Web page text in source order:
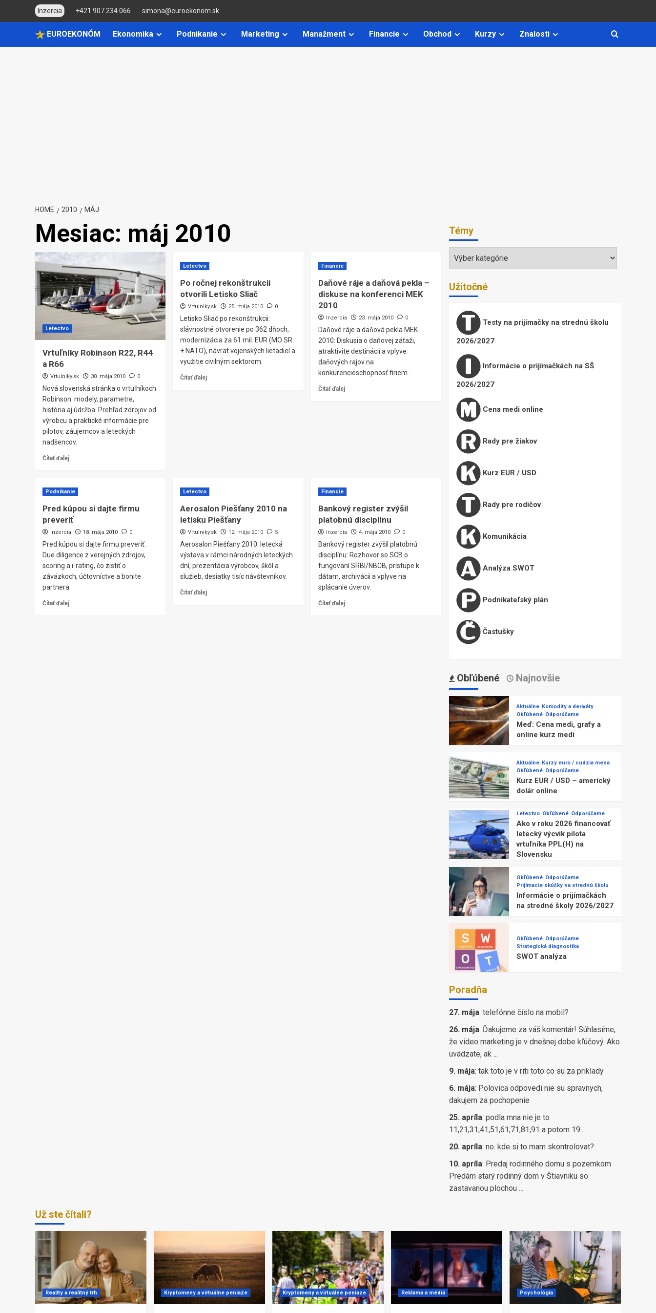
Inzercia +421 907 234 066 simona@euroekonom.sk
EUROEKONÓM Ekonomika Podnikanie Marketing Manažment Financie Obchod Kurzy Znalosti
HOME 2010 MÁJ
Mesiac: máj 2010
Letectvo
Vrtuľníky Robinson R22, R44
a R66
Vrtulniky.sk 30. mája 2010 0
Nová slovenská stránka o vrtuľníkoch
Robinson: modely, parametre,
história aj údržba. Prehľad zdrojov od
výrobcu a praktické informácie pre
pilotov, záujemcov a leteckých
nadšencov.
Čítať ďalej
Letectvo
Po ročnej rekonštrukcii
otvorili Letisko Sliač
Vrtulniky.sk 25. mája 2010 0
Letisko Sliač po rekonštrukcii:
slávnostné otvorenie po 362 dňoch,
modernizácia za 61 mil. EUR (MO SR
+ NATO), návrat vojenských lietadiel a
využitie civilným sektorom.
Čítať ďalej
Financie
Daňové ráje a daňová pekla –
diskuse na konferenci MEK
2010
Inzercia 23. mája 2010 0
Daňové ráje a daňová pekla MEK
2010: Diskusia o daňovej záťaži,
atraktivite destinácií a vplyve
daňových rajov na
konkurencieschopnosť firiem.
Čítať ďalej
Podnikanie
Pred kúpou si dajte firmu
preveriť
Inzercia 18. mája 2010 0
Pred kúpou si dajte firmu preveriť:
Due diligence z verejných zdrojov,
scoring a i-rating, čo zistiť o
záväzkoch, účtovníctve a bonite
partnera.
Čítať ďalej
Letectvo
Aerosalon Piešťany 2010 na
letisku Piešťany
Vrtulniky.sk 12. mája 2010 5
Aerosalon Piešťany 2010: letecká
výstava v rámci národných leteckých
dní, prezentácia výrobcov, škôl a
služieb, desiatky tisíc návštevníkov.
Čítať ďalej
Financie
Bankový register zvýšil
platobnú disciplínu
Inzercia 4. mája 2010 0
Bankový register zvýšil platobnú
disciplínu: Rozhovor so SCB o
fungovaní SRBI/NBCB, prístupe k
dátam, archivácii a vplyve na
splácanie úverov.
Čítať ďalej
Témy
Témy
Užitočné
Testy na prijímačky na strednú školu
2026/2027
Informácie o prijímačkách na SŠ
2026/2027
Cena medi online
Rady pre žiakov
Kurz EUR / USD
Rady pre rodičov
Komunikácia
Analýza SWOT
Podnikateľský plán
Častušky
Obľúbené Najnovšie
Aktuálne Komodity a deriváty
Obľúbené Odporúčame
Meď: Cena medi, grafy a
online kurz medi
Aktuálne Kurzy euro / cudzia mena
Obľúbené Odporúčame
Kurz EUR / USD – americký
dolár online
Letectvo Obľúbené Odporúčame
Ako v roku 2026 financovať
letecký výcvik pilota
vrtuľníka PPL(H) na
Slovensku
Obľúbené Odporúčame
Prijímacie skúšky na strednú školu
Informácie o prijímačkách
na stredné školy 2026/2027
Obľúbené Odporúčame
Strategická diagnostika
SWOT analýza
Poradňa
27. mája: telefónne číslo na mobil?
26. mája: Ďakujeme za váš komentár! Súhlasíme,
že video marketing je v dnešnej dobe kľúčový. Ako
uvádzate, ak ...
9. mája: tak toto je v riti toto co su za priklady
6. mája: Polovica odpovedi nie su spravnych,
dakujem za pochopenie
25. apríla: podla mna nie je to
11,21,31,41,51,61,71,81,91 a potom 19...
20. apríla: no. kde si to mam skontrolovat?
10. apríla: Predaj rodinného domu s pozemkom
Predám starý rodinný dom v Štiavniku so
zastavanou plochou ...
Už ste čítali?
Reality a realitný trh Kryptomeny a virtuálne peniaze Kryptomeny a virtuálne peniaze Reklama a médiá Psychológia